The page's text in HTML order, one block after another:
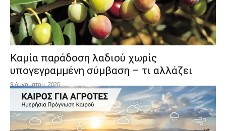
Καμία παράδοση λαδιού χωρίς
υπογεγραμμένη σύμβαση – τι αλλάζει
9 Αυγούστου, 2026